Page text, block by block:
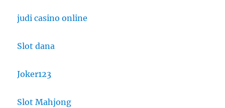
judi casino online
Slot dana
Joker123
Slot Mahjong